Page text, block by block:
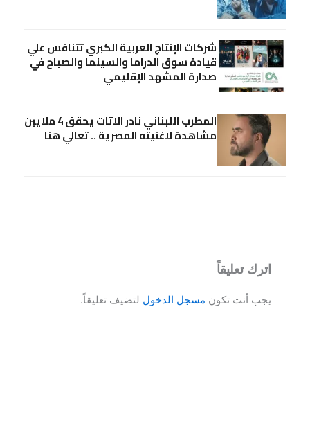
شركات الإنتاج العربية الكبري تتنافس علي
قيادة سوق الدراما والسينما والصباح في
صدارة المشهد الإقليمي
المطرب اللبناني نادر الاتات يحقق 4 ملايين
مشاهدة لاغنيته المصرية .. تعالي هنا
اترك تعليقاً
يجب أنت تكون مسجل الدخول لتضيف تعليقاً.